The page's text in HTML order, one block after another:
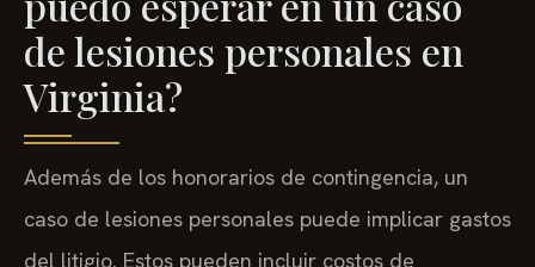
puedo esperar en un caso
de lesiones personales en
Virginia?
Además de los honorarios de contingencia, un
caso de lesiones personales puede implicar gastos